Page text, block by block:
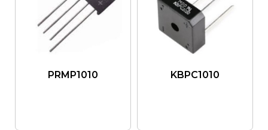
PRMP1010 KBPC1010